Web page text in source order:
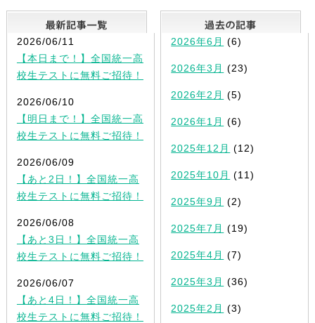
最新記事一覧
2026/06/11
【本日まで！】全国統一高
校生テストに無料ご招待！
2026/06/10
【明日まで！】全国統一高
校生テストに無料ご招待！
2026/06/09
【あと2日！】全国統一高
校生テストに無料ご招待！
2026/06/08
【あと3日！】全国統一高
校生テストに無料ご招待！
2026/06/07
【あと4日！】全国統一高
校生テストに無料ご招待！
2026年6月 (6)
2026年3月 (23)
2026年2月 (5)
2026年1月 (6)
2025年12月 (12)
2025年10月 (11)
2025年9月 (2)
2025年7月 (19)
2025年4月 (7)
2025年3月 (36)
2025年2月 (3)